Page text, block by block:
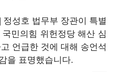
성호 법무부 장관이 특별
민의힘 위헌정당 해산 심
언급한 것에 대해 송언석
을 표명했습니다.